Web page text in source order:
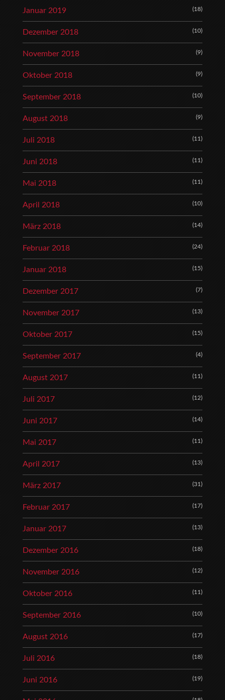
Januar 2019 (18)
Dezember 2018 (10)
November 2018 (9)
Oktober 2018 (9)
September 2018 (10)
August 2018 (9)
Juli 2018 (11)
Juni 2018 (11)
Mai 2018 (11)
April 2018 (10)
März 2018 (14)
Februar 2018 (24)
Januar 2018 (15)
Dezember 2017 (7)
November 2017 (13)
Oktober 2017 (15)
September 2017 (4)
August 2017 (11)
Juli 2017 (12)
Juni 2017 (14)
Mai 2017 (11)
April 2017 (13)
März 2017 (31)
Februar 2017 (17)
Januar 2017 (13)
Dezember 2016 (18)
November 2016 (12)
Oktober 2016 (11)
September 2016 (10)
August 2016 (17)
Juli 2016 (18)
Juni 2016 (19)